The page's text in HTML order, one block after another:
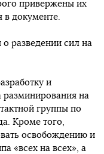
привержены их
документе.
разведении сил на
и
разминирования на
группы по
Кроме того,
освобождению и
«всех на всех», а